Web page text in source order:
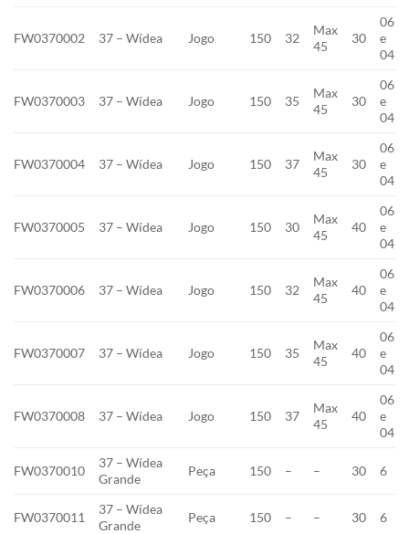
FW0370002 37 – Wídea Jogo 150 32
Max
45
30
06
e
04
FW0370003 37 – Wídea Jogo 150 35
Max
45
30
06
e
04
FW0370004 37 – Wídea Jogo 150 37
Max
45
30
06
e
04
FW0370005 37 – Wídea Jogo 150 30
Max
45
40
06
e
04
FW0370006 37 – Wídea Jogo 150 32
Max
45
40
06
e
04
FW0370007 37 – Wídea Jogo 150 35
Max
45
40
06
e
04
FW0370008 37 – Wídea Jogo 150 37
Max
45
40
06
e
04
FW0370010
37 – Wídea
Grande
Peça 150 – – 30 6
FW0370011
37 – Wídea
Grande
Peça 150 – – 30 6